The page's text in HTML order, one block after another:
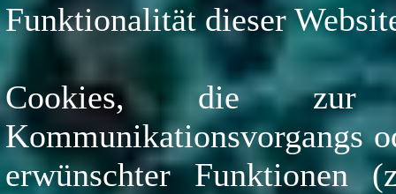
Funktionalität dieser
Cookies, die zur
Kommunikationsvorgangs
erwünschter Funktionen